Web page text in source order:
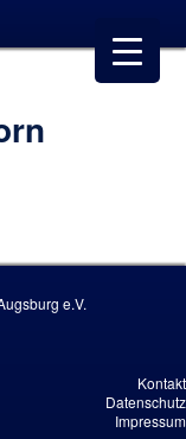
e.V.
Kontakt
Datenschutz
Impressum